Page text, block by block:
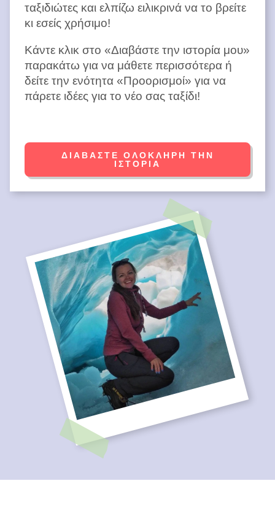
ταξιδιώτες και ελπίζω ειλικρινά να το βρείτε
κι εσείς χρήσιμο!
Κάντε κλικ στο «Διαβάστε την ιστορία μου»
παρακάτω για να μάθετε περισσότερα ή
δείτε την ενότητα «Προορισμοί» για να
πάρετε ιδέες για το νέο σας ταξίδι!
ΔΙΑΒΆΣΤΕ ΟΛΌΚΛΗΡΗ ΤΗΝ
ΙΣΤΟΡΊΑ